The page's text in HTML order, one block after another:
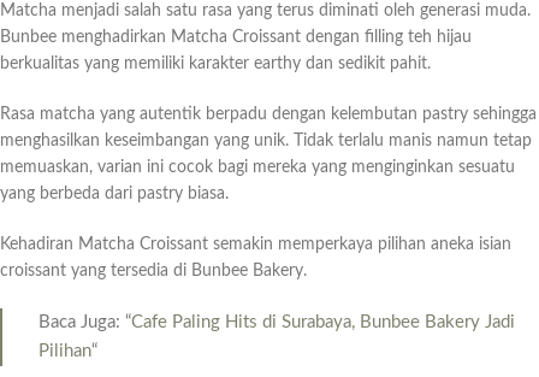
Matcha menjadi salah satu rasa yang terus diminati oleh generasi muda.
Bunbee menghadirkan Matcha Croissant dengan filling teh hijau
berkualitas yang memiliki karakter earthy dan sedikit pahit.
Rasa matcha yang autentik berpadu dengan kelembutan pastry sehingga
menghasilkan keseimbangan yang unik. Tidak terlalu manis namun tetap
memuaskan, varian ini cocok bagi mereka yang menginginkan sesuatu
yang berbeda dari pastry biasa.
Kehadiran Matcha Croissant semakin memperkaya pilihan aneka isian
croissant yang tersedia di Bunbee Bakery.
Baca Juga: “Cafe Paling Hits di Surabaya, Bunbee Bakery Jadi
Pilihan“